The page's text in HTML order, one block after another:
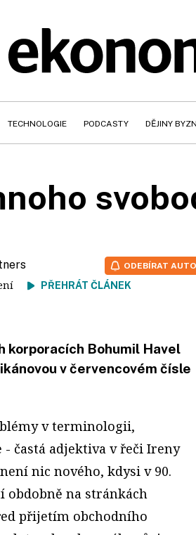
TECHNOLOGIE PODCASTY DĚJINY
PŘEHRÁT ČLÁNEK
ODEBÍRAT
korporacích Bohumil Havel
v červencovém čísle
v terminologii,
- častá adjektiva v řeči Ireny
nic nového, kdysi v 90.
na stránkách
přijetím obchodního